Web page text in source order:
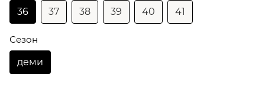
36
37 38 39 40 41
Сезон
деми